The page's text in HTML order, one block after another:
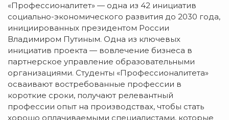
«Профессионалитет» — одна из 42 инициатив
социально-экономического развития до 2030 года,
инициированных президентом России
Владимиром Путиным. Одна из ключевых
инициатив проекта — вовлечение бизнеса в
партнерское управление образовательными
организациями. Студенты «Профессионалитета»
осваивают востребованные профессии в
короткие сроки, получают релевантный
профессии опыт на производствах, чтобы стать
хорошо оплачиваемыми специалистами, которые